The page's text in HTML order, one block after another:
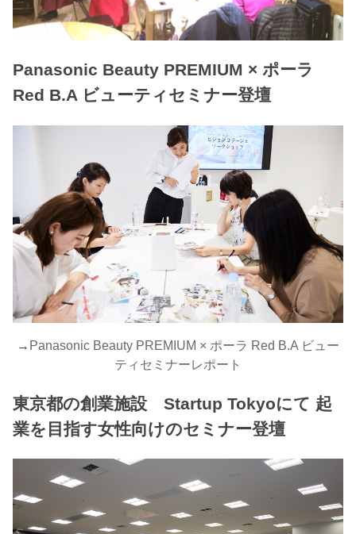
Panasonic Beauty PREMIUM × ポーラ
Red B.A ビューティセミナー登壇
→ Panasonic Beauty PREMIUM × ポーラ Red B.A ビュー
ティセミナーレポート
東京都の創業施設 Startup Tokyoにて 起
業を目指す女性向けのセミナー登壇